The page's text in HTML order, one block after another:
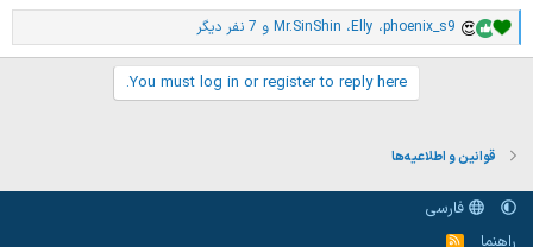
ا
م
ا
:
phoenix_s9، Elly، Mr.SinShin و 7 نفر دیگر
You must log in or register to reply here.
قوانین و اطلاعیه‌ها
فارسی
راهنما
خ